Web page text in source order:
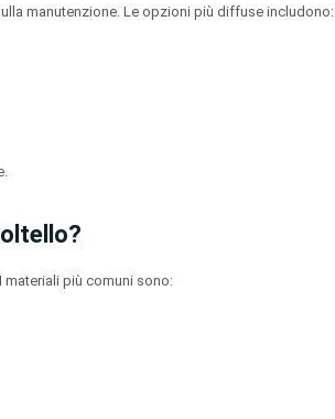
manutenzione. Le opzioni più diffuse includono:
più comuni sono: